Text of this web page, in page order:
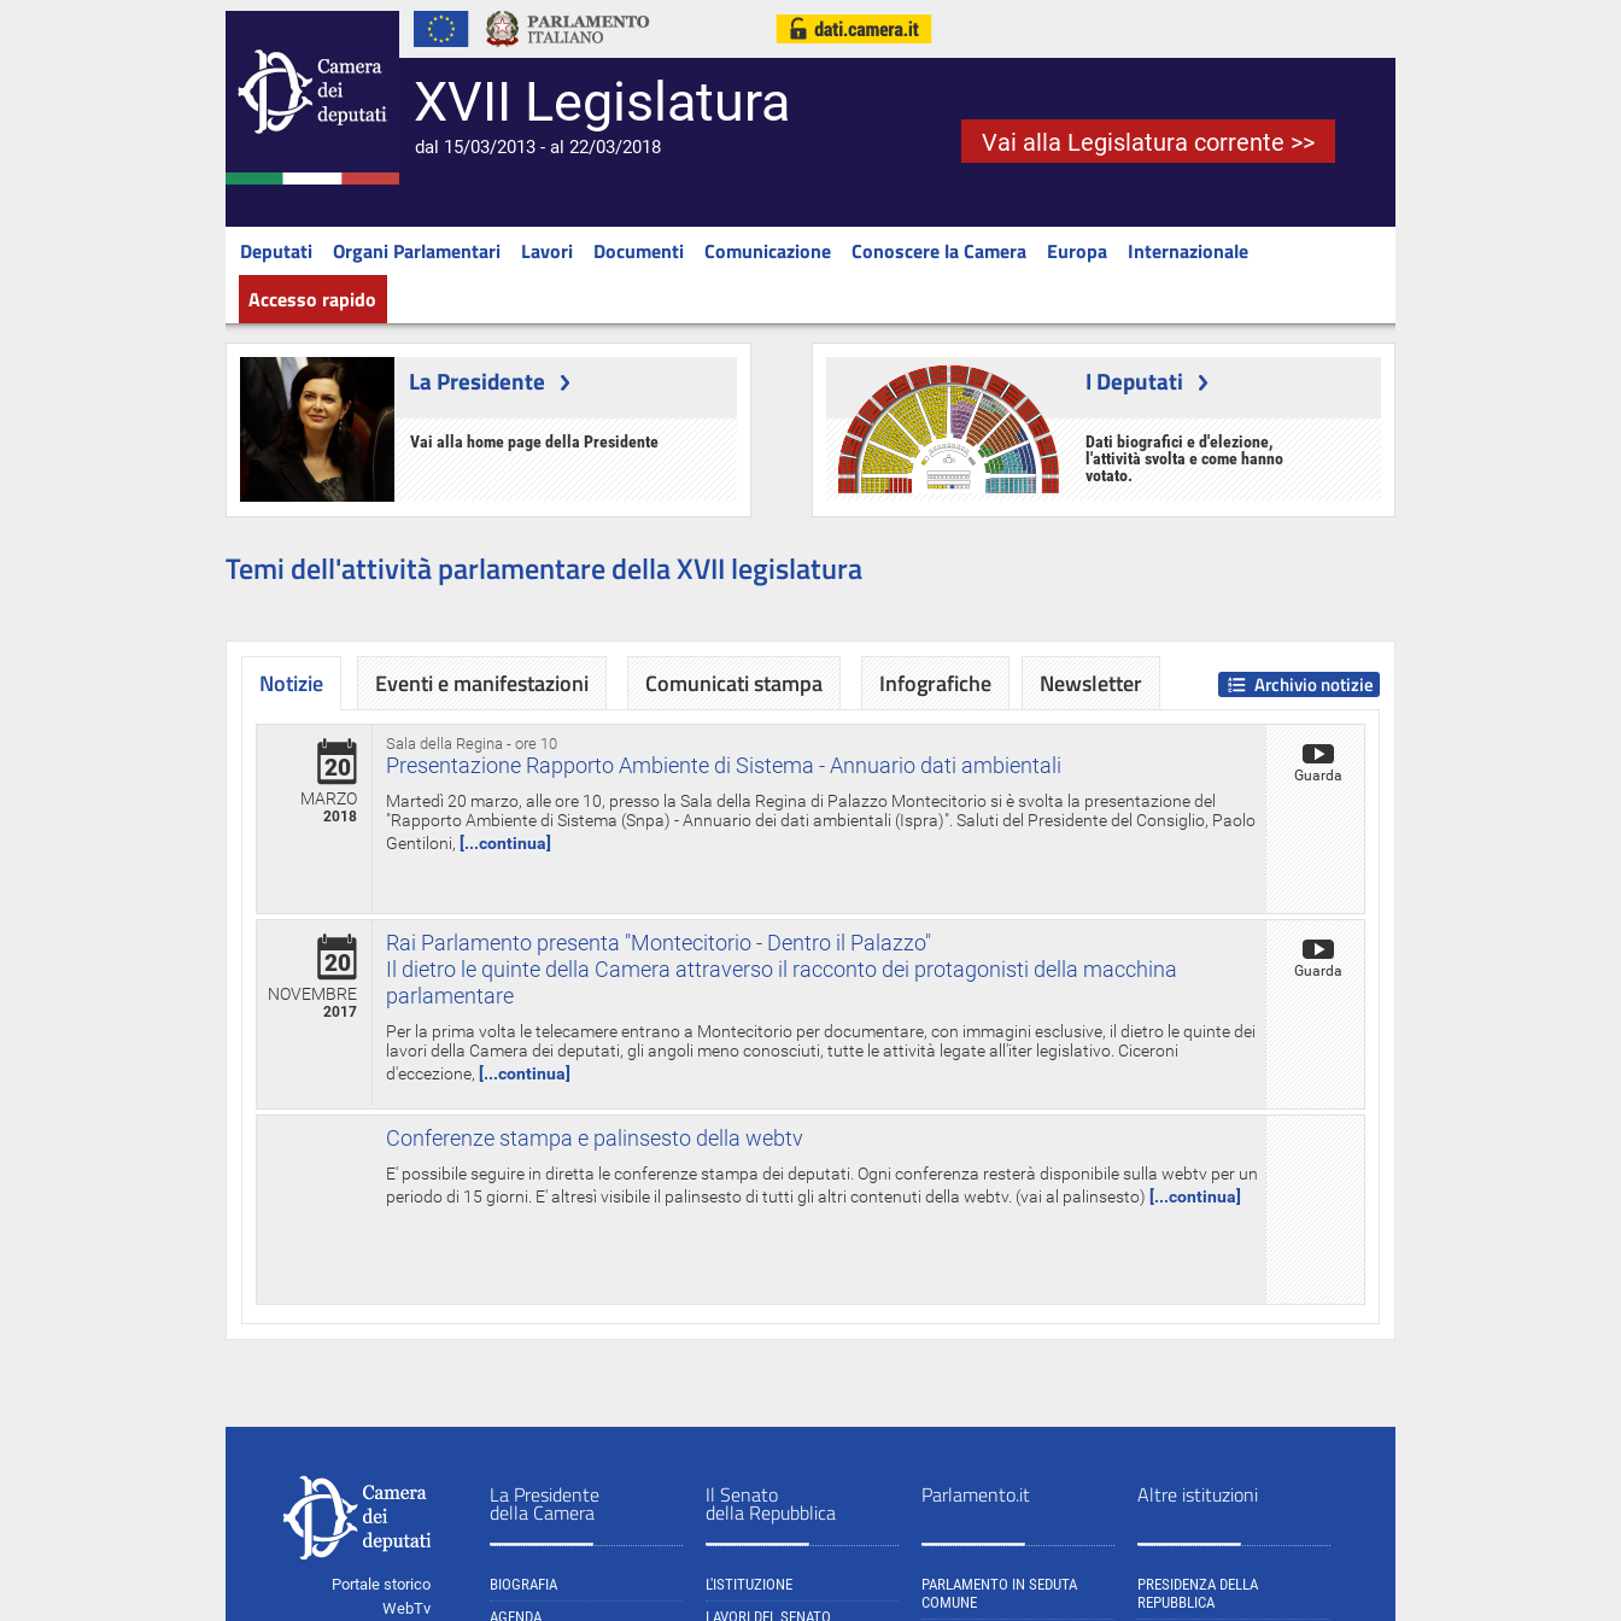
XVII Legislatura
dal 15/03/2013 - al 22/03/2018 Vai alla Legislatura corrente >>
Deputati Organi Parlamentari Lavori Documenti Comunicazione Conoscere la Camera Europa
Internazionale
Accesso rapido
La Presidente
Vai alla home page della Presidente
I Deputati
Dati biografici e d'elezione,
l'attività svolta e come hanno
votato.
Temi dell'attività parlamentare della XVII legislatura
Notizie
Sala della Regina - ore 10
20
MARZO
2018
Presentazione Rapporto Ambiente di Sistema - Annuario dati ambientali
Martedì 20 marzo, alle ore 10, presso la Sala della Regina di Palazzo Montecitorio si è svolta la presentazione del
"Rapporto Ambiente di Sistema (Snpa) - Annuario dei dati ambientali (Ispra)". Saluti del Presidente del Consiglio, Paolo
Gentiloni, [...continua]
Guarda
20
NOVEMBRE
2017
Rai Parlamento presenta "Montecitorio - Dentro il Palazzo"
Il dietro le quinte della Camera attraverso il racconto dei protagonisti della macchina
parlamentare
Per la prima volta le telecamere entrano a Montecitorio per documentare, con immagini esclusive, il dietro le quinte dei
lavori della Camera dei deputati, gli angoli meno conosciuti, tutte le attività legate all'iter legislativo. Ciceroni
d'eccezione, [...continua]
Guarda
Conferenze stampa e palinsesto della webtv
E' possibile seguire in diretta le conferenze stampa dei deputati. Ogni conferenza resterà disponibile sulla webtv per un
periodo di 15 giorni. E' altresì visibile il palinsesto di tutti gli altri contenuti della webtv. (vai al palinsesto) [...continua]
Archivio notizie
Eventi e manifestazioni Comunicati stampa Infografiche Newsletter
Portale storico
WebTv
La Presidente
della Camera
BIOGRAFIA
AGENDA
Il Senato
della Repubblica
L'ISTITUZIONE
LAVORI DEL SENATO
Parlamento.it
PARLAMENTO IN SEDUTA
COMUNE
Altre istituzioni
PRESIDENZA DELLA
REPUBBLICA